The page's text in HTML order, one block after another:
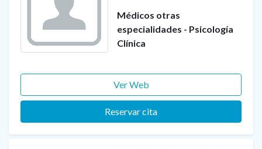
Médicos otras
especialidades - Psicología
Clínica
Ver Web
Reservar cita